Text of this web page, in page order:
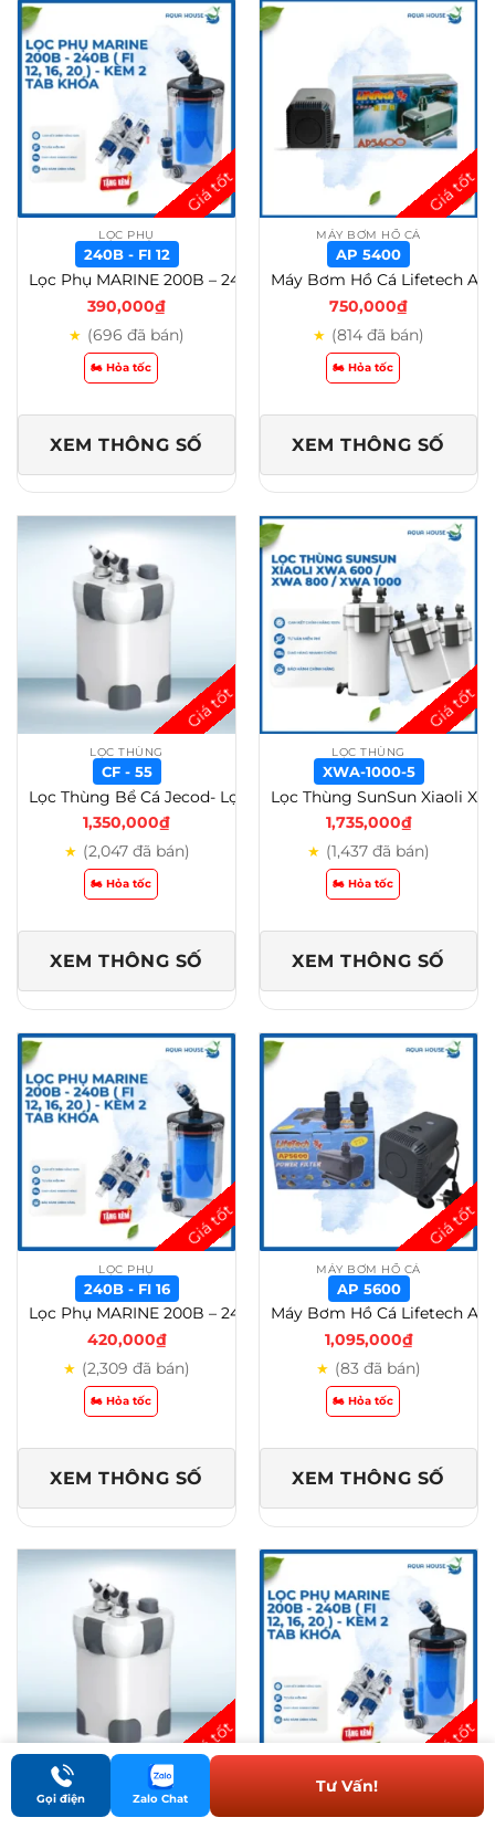
LỌC PHỤ
240B - FI 12
390,000₫
★ (696 đã bán)
🏍️ Hỏa tốc
XEM THÔNG SỐ
MÁY BƠM HỒ CÁ
AP 5400
750,000₫
★ (814 đã bán)
🏍️ Hỏa tốc
XEM THÔNG SỐ
LỌC THÙNG
CF - 55
1,350,000₫
★ (2,047 đã bán)
🏍️ Hỏa tốc
XEM THÔNG SỐ
LỌC THÙNG
XWA-1000-5
Lọc Thùng SunSun Xiaoli XWA 600 / XWA 800 / XWA 1000 Cao Cấp – Lọc Thùng Tích Hợp Lọc Váng Và Van Xả Đáy – XWA-1000-5
1,735,000₫
★ (1,437 đã bán)
🏍️ Hỏa tốc
XEM THÔNG SỐ
LỌC PHỤ
240B - FI 16
420,000₫
★ (2,309 đã bán)
🏍️ Hỏa tốc
XEM THÔNG SỐ
MÁY BƠM HỒ CÁ
AP 5600
1,095,000₫
★ (83 đã bán)
🏍️ Hỏa tốc
XEM THÔNG SỐ
LỌC THÙNG
ACF - 20U
LỌC PHỤ
Gọi điện Zalo Chat
Tư Vấn!